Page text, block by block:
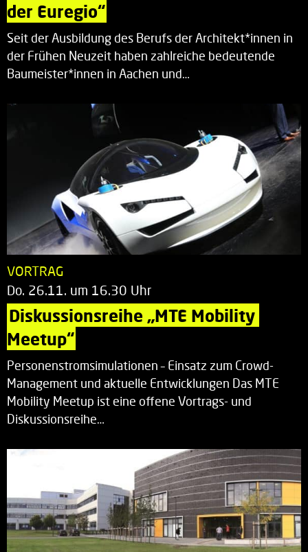
der Euregio“
Seit der Ausbildung des Berufs der Architekt*innen in
der Frühen Neuzeit haben zahlreiche bedeutende
Baumeister*innen in Aachen und…
VORTRAG
Do. 26.11. um 16.30 Uhr
Diskussionsreihe „MTE Mobility
Meetup“
Personenstromsimulationen – Einsatz zum Crowd-
Management und aktuelle Entwicklungen Das MTE
Mobility Meetup ist eine offene Vortrags- und
Diskussionsreihe…